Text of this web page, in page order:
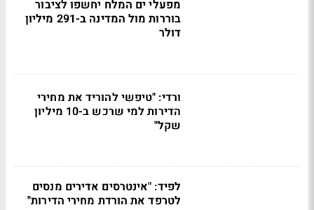
מפעלי ים המלח יחשפו לציבור
בוררות מול המדינה ב-291 מיליון
דולר
ורדי: "טיפשי להוריד את מחירי
הדירות למי שרכש ב-10 מיליון
שקל"
לפיד: "אינטרסים אדירים מנסים
לטרפד את הורדת מחירי הדירות"